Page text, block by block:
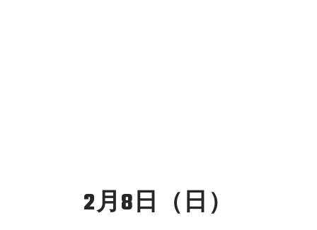
2月8日（日）